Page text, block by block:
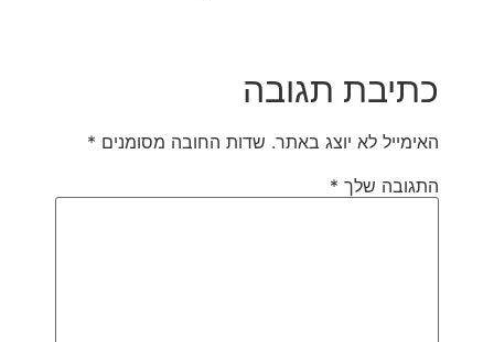
כתיבת תגובה
האימייל לא יוצג באתר. שדות החובה מסומנים *
התגובה שלך *